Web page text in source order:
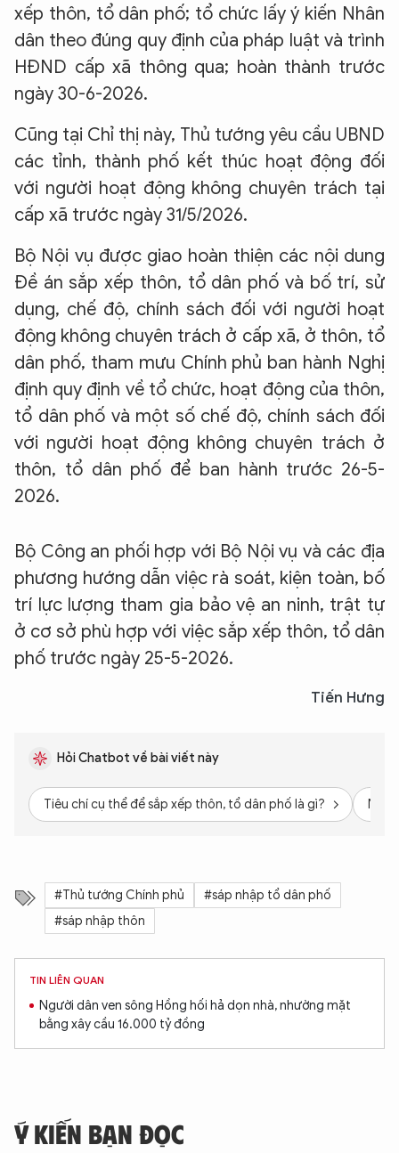
xếp thôn, tổ dân phố; tổ chức lấy ý kiến Nhân
dân theo đúng quy định của pháp luật và trình
HĐND cấp xã thông qua; hoàn thành trước
ngày 30-6-2026.
Cũng tại Chỉ thị này, Thủ tướng yêu cầu UBND
các tỉnh, thành phố kết thúc hoạt động đối
với người hoạt động không chuyên trách tại
cấp xã trước ngày 31/5/2026.
Bộ Nội vụ được giao hoàn thiện các nội dung
Đề án sắp xếp thôn, tổ dân phố và bố trí, sử
dụng, chế độ, chính sách đối với người hoạt
động không chuyên trách ở cấp xã, ở thôn, tổ
dân phố, tham mưu Chính phủ ban hành Nghị
định quy định về tổ chức, hoạt động của thôn,
tổ dân phố và một số chế độ, chính sách đối
với người hoạt động không chuyên trách ở
thôn, tổ dân phố để ban hành trước 26-5-
2026.
Bộ Công an phối hợp với Bộ Nội vụ và các địa
phương hướng dẫn việc rà soát, kiện toàn, bố
trí lực lượng tham gia bảo vệ an ninh, trật tự
ở cơ sở phù hợp với việc sắp xếp thôn, tổ dân
phố trước ngày 25-5-2026.
Tiến Hưng
Hỏi Chatbot về bài viết này
Tiêu chí cụ thể để sắp xếp thôn, tổ dân phố là gì?
#Thủ tướng Chính phủ
#sáp nhập tổ dân phố
#sáp nhập thôn
TIN LIÊN QUAN
Người dân ven sông Hồng hối hả dọn nhà, nhường mặt
bằng xây cầu 16.000 tỷ đồng
Ý KIẾN BẠN ĐỌC
XIN CHÀO,